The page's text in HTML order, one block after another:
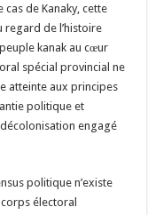
de Kanaky, cette
regard de l’histoire
kanak au cœur
spécial provincial ne
atteinte aux principes
politique et
engagé
politique n’existe
électoral